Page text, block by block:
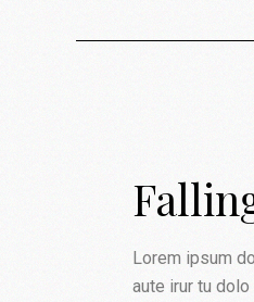
Lorem ipsum
aute irur tu